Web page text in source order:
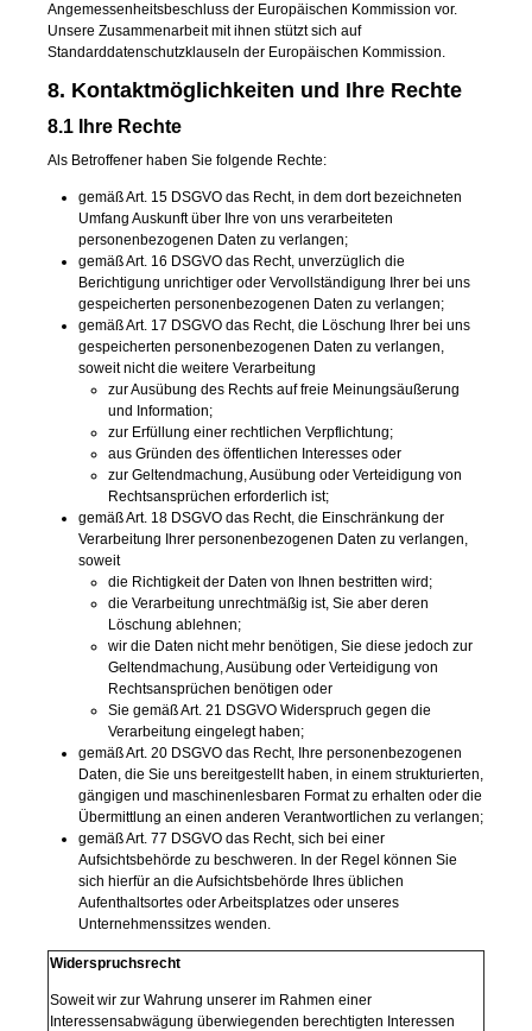
Angemessenheitsbeschluss der Europäischen Kommission vor.
Unsere Zusammenarbeit mit ihnen stützt sich auf
Standarddatenschutzklauseln der Europäischen Kommission.
8. Kontaktmöglichkeiten und Ihre Rechte
8.1 Ihre Rechte
Als Betroffener haben Sie folgende Rechte:
gemäß Art. 15 DSGVO das Recht, in dem dort bezeichneten
Umfang Auskunft über Ihre von uns verarbeiteten
personenbezogenen Daten zu verlangen;
gemäß Art. 16 DSGVO das Recht, unverzüglich die
Berichtigung unrichtiger oder Vervollständigung Ihrer bei uns
gespeicherten personenbezogenen Daten zu verlangen;
gemäß Art. 17 DSGVO das Recht, die Löschung Ihrer bei uns
gespeicherten personenbezogenen Daten zu verlangen,
soweit nicht die weitere Verarbeitung
zur Ausübung des Rechts auf freie Meinungsäußerung
und Information;
zur Erfüllung einer rechtlichen Verpflichtung;
aus Gründen des öffentlichen Interesses oder
zur Geltendmachung, Ausübung oder Verteidigung von
Rechtsansprüchen erforderlich ist;
gemäß Art. 18 DSGVO das Recht, die Einschränkung der
Verarbeitung Ihrer personenbezogenen Daten zu verlangen,
soweit
die Richtigkeit der Daten von Ihnen bestritten wird;
die Verarbeitung unrechtmäßig ist, Sie aber deren
Löschung ablehnen;
wir die Daten nicht mehr benötigen, Sie diese jedoch zur
Geltendmachung, Ausübung oder Verteidigung von
Rechtsansprüchen benötigen oder
Sie gemäß Art. 21 DSGVO Widerspruch gegen die
Verarbeitung eingelegt haben;
gemäß Art. 20 DSGVO das Recht, Ihre personenbezogenen
Daten, die Sie uns bereitgestellt haben, in einem strukturierten,
gängigen und maschinenlesbaren Format zu erhalten oder die
Übermittlung an einen anderen Verantwortlichen zu verlangen;
gemäß Art. 77 DSGVO das Recht, sich bei einer
Aufsichtsbehörde zu beschweren. In der Regel können Sie
sich hierfür an die Aufsichtsbehörde Ihres üblichen
Aufenthaltsortes oder Arbeitsplatzes oder unseres
Unternehmenssitzes wenden.
Widerspruchsrecht
Soweit wir zur Wahrung unserer im Rahmen einer
Interessensabwägung überwiegenden berechtigten Interessen